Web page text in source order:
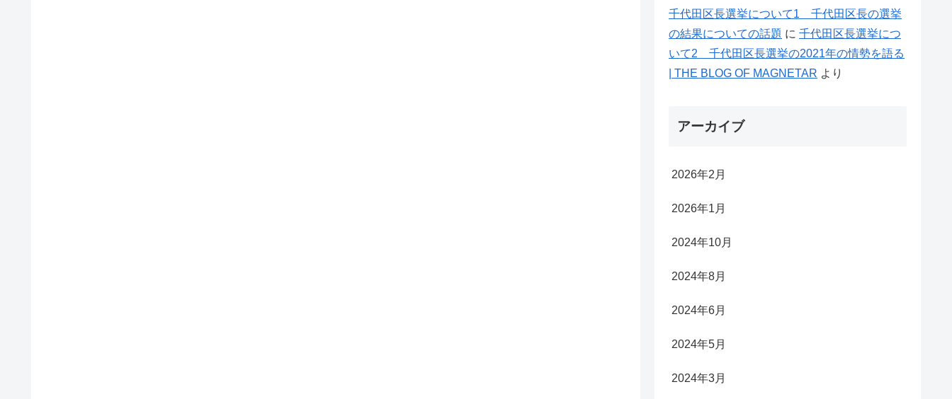
千代田区長選挙について1 千代田区長の選挙
の結果についての話題 に 千代田区長選挙につ
いて2 千代田区長選挙の2021年の情勢を語る
| THE BLOG OF MAGNETAR より
アーカイブ
2026年2月
2026年1月
2024年10月
2024年8月
2024年6月
2024年5月
2024年3月